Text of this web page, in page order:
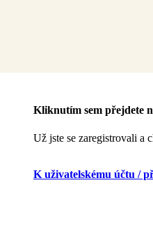
Kliknutím sem přejdete
Už jste se zaregistrovali a
K uživatelskému účtu /